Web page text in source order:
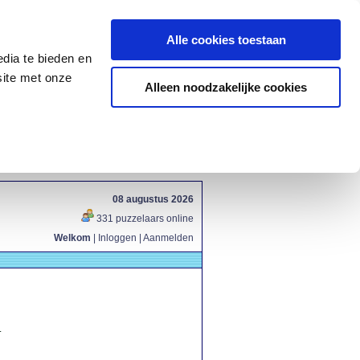
te bieden en
met onze
Alle cookies toestaan
Alleen noodzakelijke cookies
08 augustus 2026
331 puzzelaars online
Welkom
Inloggen Aanmelden